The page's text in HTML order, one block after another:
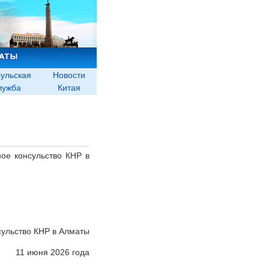
Новости
Китая
консульство КНР в
КНР в Алматы
11 июня 2026 года